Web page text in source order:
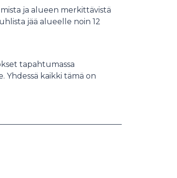
ja alueen merkittävistä
jää alueelle noin 12
tapahtumassa
kaikki tämä on